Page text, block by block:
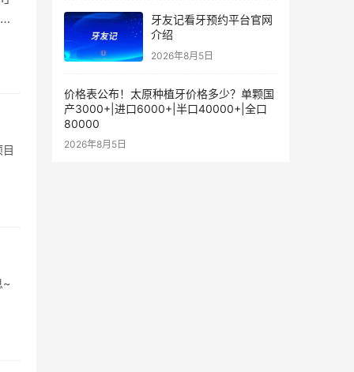
~
牙友记看牙预约平台官网
介绍
2026年8月5日
价格表公布！太原种植牙价格多少？单颗国
产3000+|进口6000+|半口40000+|全口
80000
2026年8月5日